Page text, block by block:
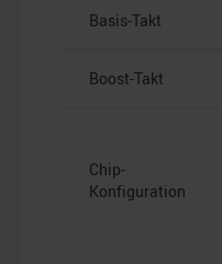
Basis-Takt
Boost-Takt
Chip-
Konfiguration